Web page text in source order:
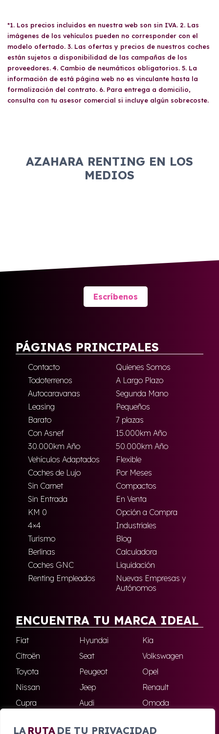
LA RUTA DE TU PRIVACIDAD
*1. Los precios incluidos en nuestra web son sin IVA. 2. Las
imágenes de los vehículos pueden no corresponder con el
modelo ofertado. 3. Las ofertas y precios de nuestros coches
están sujetos a disponibilidad de las campañas de los
proveedores. 4. Cambio de neumáticos obligatorios. 5. La
información de está página web no es vinculante hasta la
formalización del contrato. 6. Para entrega a domicilio,
consulta con tu asesor comercial si incluye algún sobrecoste.
AZAHARA RENTING EN LOS
MEDIOS
Escríbenos
PÁGINAS PRINCIPALES
Contacto
Quienes Somos
Todoterrenos
A Largo Plazo
Autocaravanas
Segunda Mano
Leasing
Pequeños
Barato
7 plazas
Con Asnef
15.000km Año
30.000km Año
50.000km Año
Vehículos Adaptados
Flexible
Coches de Lujo
Por Meses
Sin Carnet
Compactos
Sin Entrada
En Venta
KM 0
Opción a Compra
4×4
Industriales
Turismo
Blog
Berlinas
Calculadora
Coches GNC
Liquidación
Renting Empleados
Nuevas Empresas y
Autónomos
ENCUENTRA TU MARCA IDEAL
Fiat Hyundai
Kia
Citroën
Seat
Volkswagen
Toyota
Peugeot
Opel
Nissan
Jeep
Renault
Cupra
Audi
Omoda